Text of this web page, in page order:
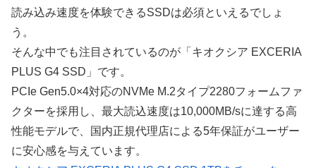
読み込み速度を体験できるSSDは必須といえるでしょ
う。
そんな中でも注目されているのが「キオクシア EXCERIA
PLUS G4 SSD」です。
PCIe Gen5.0×4対応のNVMe M.2タイプ2280フォームファ
クターを採用し、最大読込速度は10,000MB/sに達する高
性能モデルで、国内正規代理店による5年保証がユーザー
に安心感を与えています。